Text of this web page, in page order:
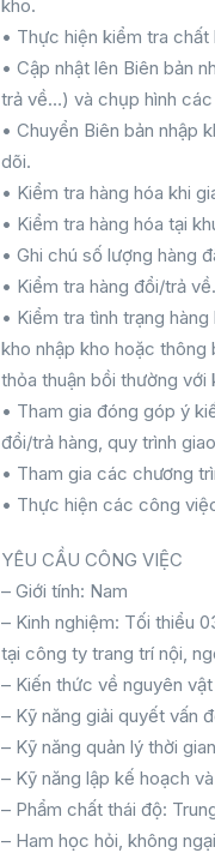
kho.
• Thực hiện kiểm tra
• Cập nhật lên Biên bản
trả về…) và chụp hình
• Chuyển Biên bản nhập
dõi.
• Kiểm tra hàng hóa khi
• Kiểm tra hàng hóa tại
• Ghi chú số lượng hàng
• Kiểm tra hàng đổi/trả về.
• Kiểm tra tình trạng
kho nhập kho hoặc thông
thỏa thuận bồi thường với
• Tham gia đóng góp ý
đổi/trả hàng, quy trình
• Tham gia các chương
• Thực hiện các công
YÊU CẦU CÔNG VIỆC
– Giới tính: Nam
– Kinh nghiệm: Tối thiểu
tại công ty trang trí nội,
– Kiến thức về nguyên
– Kỹ năng giải quyết vấn
– Kỹ năng quản lý thời
– Kỹ năng lập kế hoạch
– Phẩm chất thái độ:
– Ham học hỏi, không